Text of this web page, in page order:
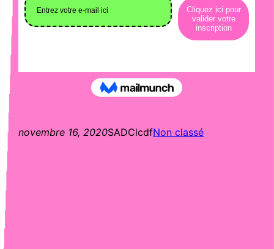
novembre 16, 2020SADClcdfNon classé